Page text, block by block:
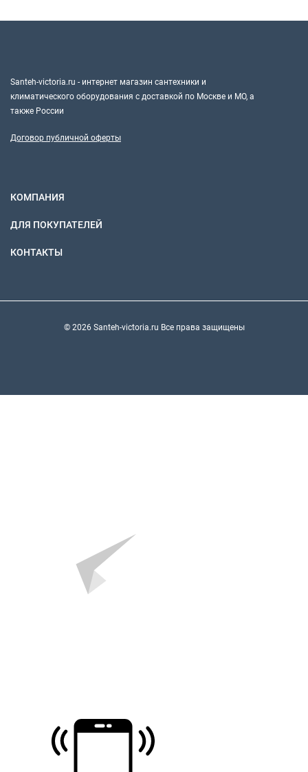
Santeh-victoria.ru - интернет магазин сантехники и
климатического оборудования с доставкой по Москве и МО, а
также России
Договор публичной оферты
КОМПАНИЯ
ДЛЯ ПОКУПАТЕЛЕЙ
КОНТАКТЫ
© 2026 Santeh-victoria.ru Все права защищены